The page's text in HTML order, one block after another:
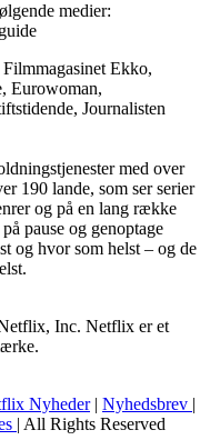
medier:
Ekko,
Eurowoman,
Journalisten
med over
190 lande, som ser serier
og på en lang række
pause og genoptage
og hvor som helst – og de
Inc. Netflix er et
Nyheder| Nyhedsbrev |
| All Rights Reserved